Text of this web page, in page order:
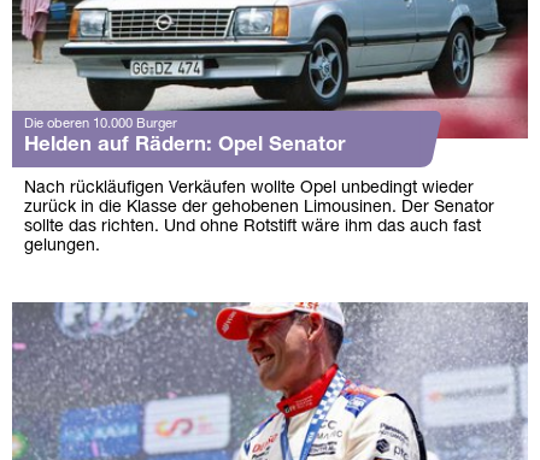
Die oberen 10.000 Burger
Helden auf Rädern: Opel Senator
Nach rückläufigen Verkäufen wollte Opel unbedingt wieder
zurück in die Klasse der gehobenen Limousinen. Der Senator
sollte das richten. Und ohne Rotstift wäre ihm das auch fast
gelungen.